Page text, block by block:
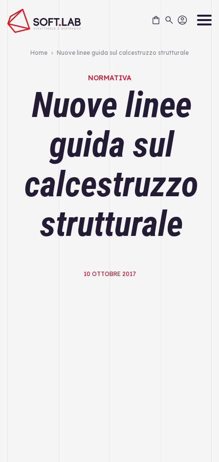
content
Home › Nuove linee guida sul calcestruzzo strutturale
NORMATIVA
Nuove linee
guida sul
calcestruzzo
strutturale
10 OTTOBRE 2017